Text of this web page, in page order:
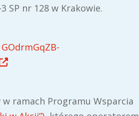
SP nr 128 w Krakowie.
ramach Programu Wsparcia